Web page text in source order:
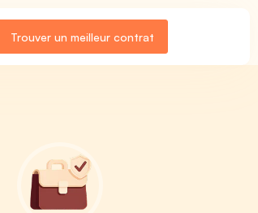
Trouver un meilleur contrat